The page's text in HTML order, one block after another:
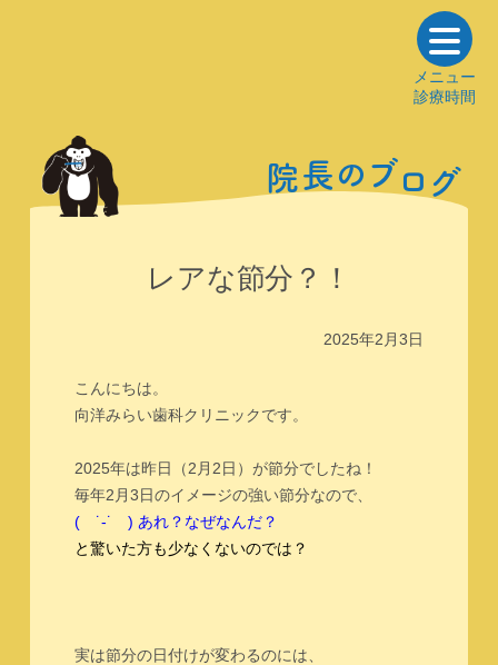
メニュー
診療時間
院長 の ブロ グ
レアな節分？！
2025年2月3日
こんにちは。
向洋みらい歯科クリニックです。
2025年は昨日（2月2日）が節分でしたね！
毎年2月3日のイメージの強い節分なので、
( ˙-˙ ) あれ？なぜなんだ？
と驚いた方も少なくないのでは？
実は節分の日付けが変わるのには、